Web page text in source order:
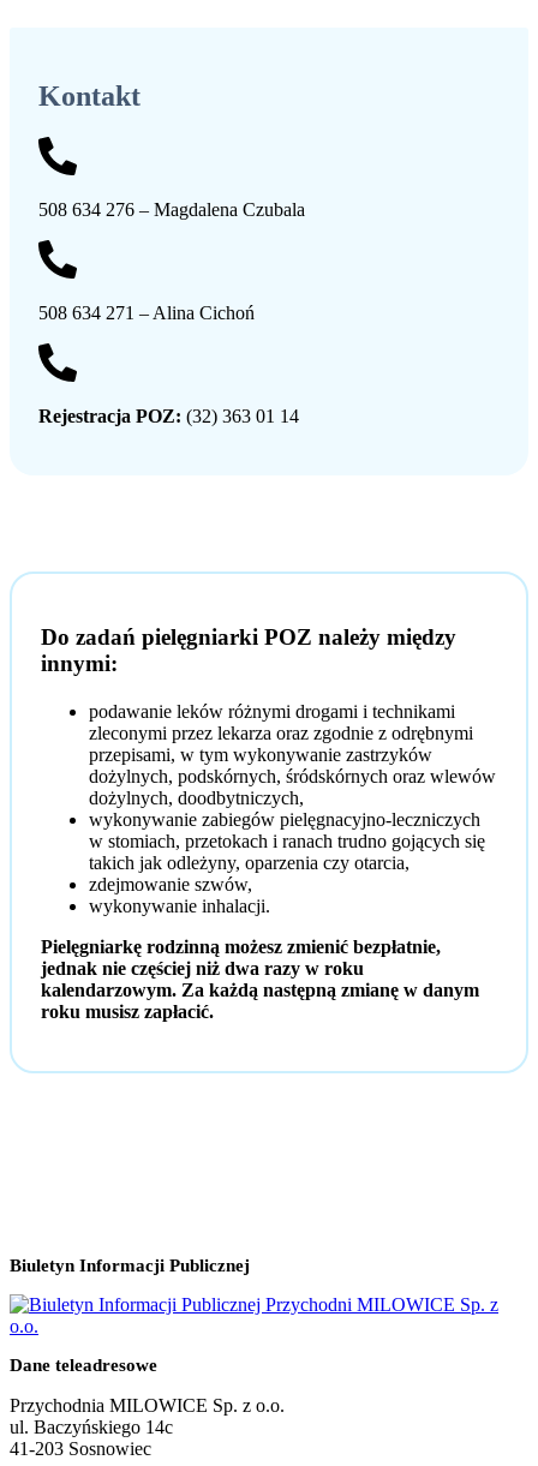
Kontakt
508 634 276 – Magdalena Czubala
508 634 271 – Alina Cichoń
Rejestracja POZ: (32) 363 01 14
Do zadań pielęgniarki POZ należy między
innymi:
podawanie leków różnymi drogami i technikami
zleconymi przez lekarza oraz zgodnie z odrębnymi
przepisami, w tym wykonywanie zastrzyków
dożylnych, podskórnych, śródskórnych oraz wlewów
dożylnych, doodbytniczych,
wykonywanie zabiegów pielęgnacyjno-leczniczych
w stomiach, przetokach i ranach trudno gojących się
takich jak odleżyny, oparzenia czy otarcia,
zdejmowanie szwów,
wykonywanie inhalacji.
Pielęgniarkę rodzinną możesz zmienić bezpłatnie,
jednak nie częściej niż dwa razy w roku
kalendarzowym. Za każdą następną zmianę w danym
roku musisz zapłacić.
Biuletyn Informacji Publicznej
Dane teleadresowe
Przychodnia MILOWICE Sp. z o.o.
ul. Baczyńskiego 14c
41-203 Sosnowiec